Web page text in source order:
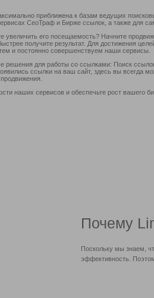
приближена к базам ведущих
СеоТраф и Бирже ссылок, а также для
увеличить его посещаемость? Начните
получите результат. Для достижения
и постоянно совершенствуем наши сервисы.
решения для работы со ссылками: Поиск
ссылки на ваш сайт, здесь вы всегда
наших сервисов и обеспечьте рост вашего
Почему
Поскольку мы знаем,
эффективность.